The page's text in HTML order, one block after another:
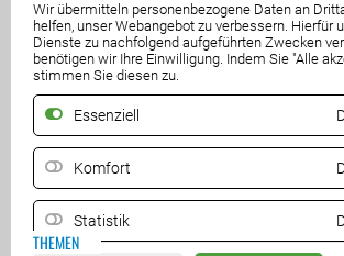
Wir übermitteln personenbezogene Daten an
helfen, unser Webangebot zu verbessern. Hierfür
Dienste zu nachfolgend aufgeführten Zwecken
benötigen wir Ihre Einwilligung. Indem Sie "Alle
stimmen Sie diesen zu.
Essenziell
Komfort
Statistik
01.Jänner1970von
THEMEN